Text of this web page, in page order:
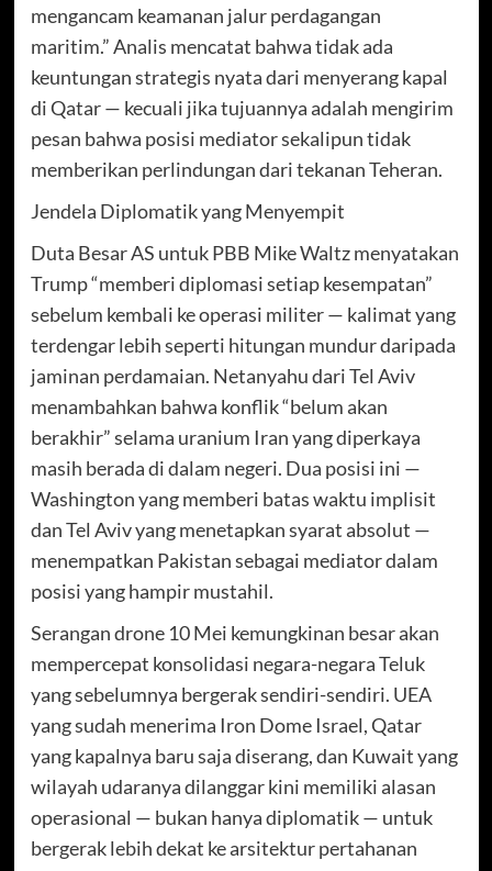
mengancam keamanan jalur perdagangan
maritim.” Analis mencatat bahwa tidak ada
keuntungan strategis nyata dari menyerang kapal
di Qatar — kecuali jika tujuannya adalah mengirim
pesan bahwa posisi mediator sekalipun tidak
memberikan perlindungan dari tekanan Teheran.
Jendela Diplomatik yang Menyempit
Duta Besar AS untuk PBB Mike Waltz menyatakan
Trump “memberi diplomasi setiap kesempatan”
sebelum kembali ke operasi militer — kalimat yang
terdengar lebih seperti hitungan mundur daripada
jaminan perdamaian. Netanyahu dari Tel Aviv
menambahkan bahwa konflik “belum akan
berakhir” selama uranium Iran yang diperkaya
masih berada di dalam negeri. Dua posisi ini —
Washington yang memberi batas waktu implisit
dan Tel Aviv yang menetapkan syarat absolut —
menempatkan Pakistan sebagai mediator dalam
posisi yang hampir mustahil.
Serangan drone 10 Mei kemungkinan besar akan
mempercepat konsolidasi negara-negara Teluk
yang sebelumnya bergerak sendiri-sendiri. UEA
yang sudah menerima Iron Dome Israel, Qatar
yang kapalnya baru saja diserang, dan Kuwait yang
wilayah udaranya dilanggar kini memiliki alasan
operasional — bukan hanya diplomatik — untuk
bergerak lebih dekat ke arsitektur pertahanan